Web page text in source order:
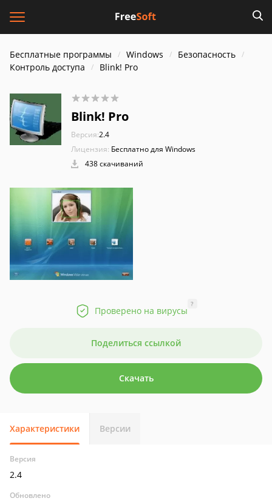
Бесплатные программы Windows
Безопасность
Контроль доступа
Blink! Pro
Blink! Pro
Версия:2.4
Лицензия: Бесплатно для Windows
438 скачиваний
Проверено на вирусы
?
Поделиться ссылкой
Скачать
Характеристики Версии
Версия
2.4
Обновлено